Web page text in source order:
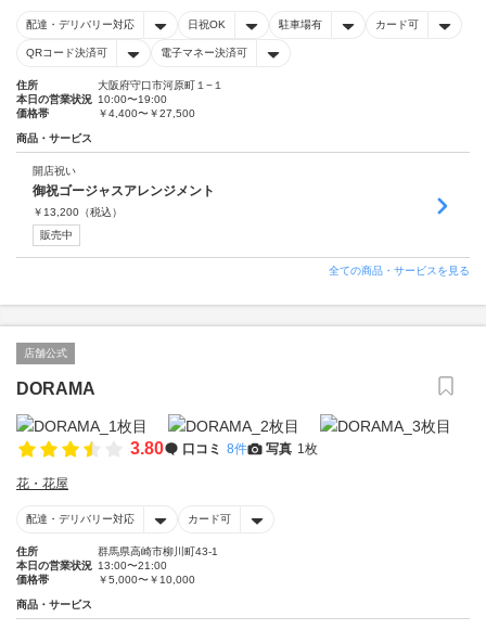
配達・デリバリー対応 日祝OK 駐車場有 カード可
QRコード決済可 電子マネー決済可
住所
大阪府守口市河原町１−１
本日の営業状況 10:00〜19:00
価格帯
￥4,400〜￥27,500
商品・サービス
開店祝い
御祝ゴージャスアレンジメント
￥ 13,200 （税込）
販売中
全ての商品・サービスを見る
店舗公式
DORAMA
3.80 口コミ 8件 写真 1枚
花・花屋
配達・デリバリー対応 カード可
住所
群馬県高崎市柳川町43-1
本日の営業状況 13:00〜21:00
価格帯
￥5,000〜￥10,000
商品・サービス